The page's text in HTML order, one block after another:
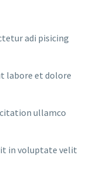
adi pisicing
labore et dolore
ullamco
in voluptate velit